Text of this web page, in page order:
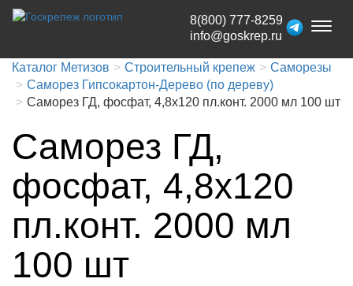
Toggle
8(800) 777-8259
info@goskrep.ru
Каталог Метизов Строительный крепеж
Саморезы
Саморез Гипсокартон-Дерево (по дереву)
Саморез ГД, фосфат, 4,8x120 пл.конт. 2000 мл 100 шт
Саморез ГД,
фосфат, 4,8x120
пл.конт. 2000 мл
100 шт